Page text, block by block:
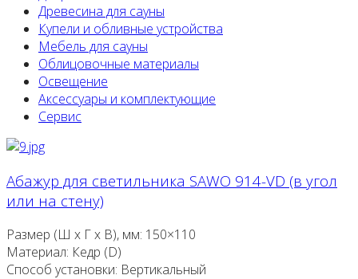
Древесина для сауны
Купели и обливные устройства
Мебель для сауны
Облицовочные материалы
Освещение
Аксессуары и комплектующие
Сервис
Абажур для светильника SAWO 914-VD (в угол
или на стену)
Размер (Ш x Г x В), мм: 150×110
Материал: Кедр (D)
Способ установки: Вертикальный